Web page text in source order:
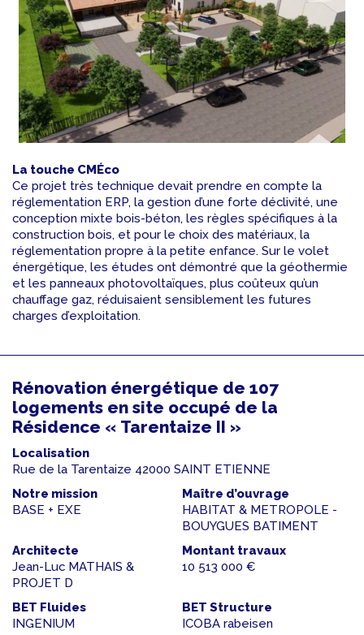
La touche CMÉco
Ce projet très technique devait prendre en compte la
réglementation ERP, la gestion d’une forte déclivité, une
conception mixte bois-béton, les règles spécifiques à la
construction bois, et pour le choix des matériaux, la
réglementation propre à la petite enfance. Sur le volet
énergétique, les études ont démontré que la géothermie
et les panneaux photovoltaïques, plus coûteux qu’un
chauffage gaz, réduisaient sensiblement les futures
charges d’exploitation.
Rénovation énergétique de 107
logements en site occupé de la
Résidence « Tarentaize II »
Localisation
Rue de la Tarentaize 42000 SAINT ETIENNE
Notre mission
BASE + EXE
Maître d’ouvrage
HABITAT & METROPOLE -
BOUYGUES BATIMENT
Architecte
Jean-Luc MATHAIS &
PROJET D
Montant travaux
10 513 000 €
BET Fluides
INGENIUM
BET Structure
ICOBA rabeisen